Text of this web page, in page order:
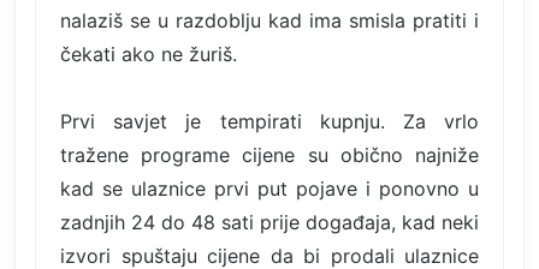
nalaziš se u razdoblju kad ima smisla pratiti i
čekati ako ne žuriš.
Prvi savjet je tempirati kupnju. Za vrlo
tražene programe cijene su obično najniže
kad se ulaznice prvi put pojave i ponovno u
zadnjih 24 do 48 sati prije događaja, kad neki
izvori spuštaju cijene da bi prodali ulaznice